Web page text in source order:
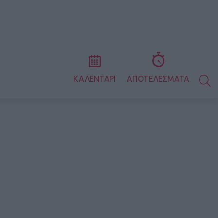
ΚΑΛΕΝΤΑΡΙ ΑΠΟΤΕΛΕΣΜΑΤΑ